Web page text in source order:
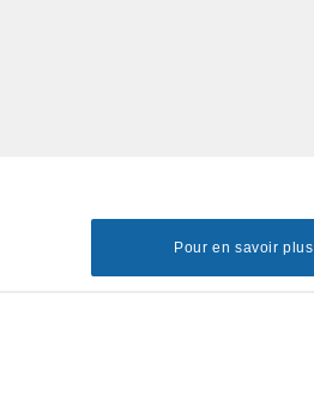
Pour en savoir plus